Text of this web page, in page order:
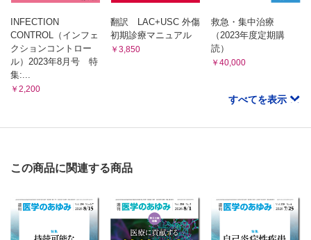
INFECTION
CONTROL（インフェ
クションコントロー
ル）2023年8月号 特
集:...
￥2,200
翻訳 LAC+USC 外傷
初期診療マニュアル
￥3,850
救急・集中治療
（2023年度定期購
読）
￥40,000
すべてを表示
この商品に関連する商品